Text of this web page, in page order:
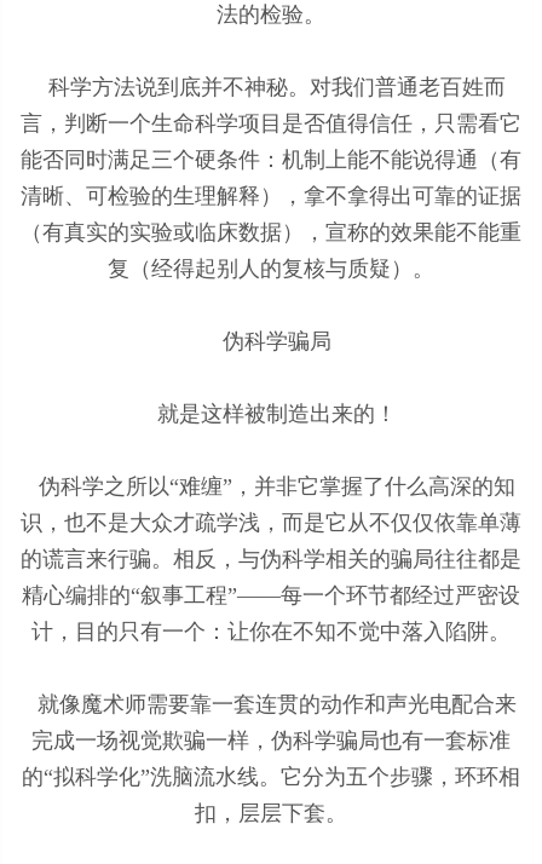
法的检验。
科学方法说到底并不神秘。对我们普通老百姓而
言，判断一个生命科学项目是否值得信任，只需看它
能否同时满足三个硬条件：机制上能不能说得通（有
清晰、可检验的生理解释），拿不拿得出可靠的证据
（有真实的实验或临床数据），宣称的效果能不能重
复（经得起别人的复核与质疑）。
伪科学骗局
就是这样被制造出来的！
伪科学之所以“难缠”，并非它掌握了什么高深的知
识，也不是大众才疏学浅，而是它从不仅仅依靠单薄
的谎言来行骗。相反，与伪科学相关的骗局往往都是
精心编排的“叙事工程”——每一个环节都经过严密设
计，目的只有一个：让你在不知不觉中落入陷阱。
就像魔术师需要靠一套连贯的动作和声光电配合来
完成一场视觉欺骗一样，伪科学骗局也有一套标准
的“拟科学化”洗脑流水线。它分为五个步骤，环环相
扣，层层下套。